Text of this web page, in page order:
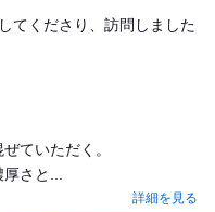
てくださり、訪問しました
ていただく。
さと...
詳細を見る